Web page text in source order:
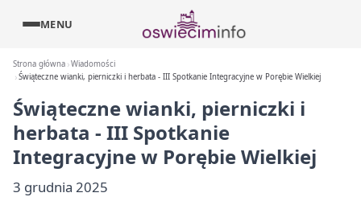
MENU
Strona główna Wiadomości
Świąteczne wianki, pierniczki i herbata - III Spotkanie Integracyjne w Porębie Wielkiej
Świąteczne wianki, pierniczki i
herbata - III Spotkanie
Integracyjne w Porębie Wielkiej
3 grudnia 2025